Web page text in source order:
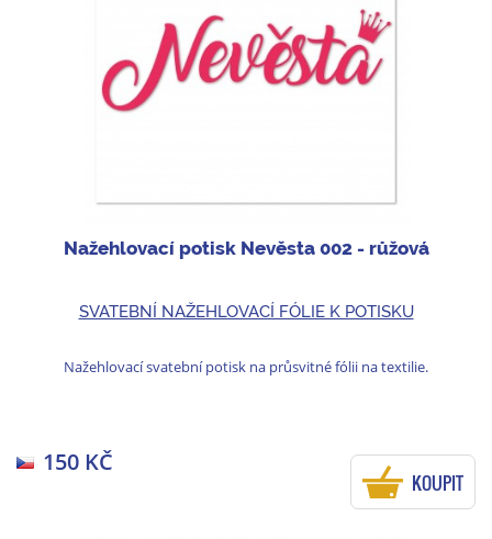
Nažehlovací potisk Nevěsta 002 - růžová
SVATEBNÍ NAŽEHLOVACÍ FÓLIE K POTISKU
Nažehlovací svatební potisk na průsvitné fólii na textilie.
150 KČ
KOUPIT